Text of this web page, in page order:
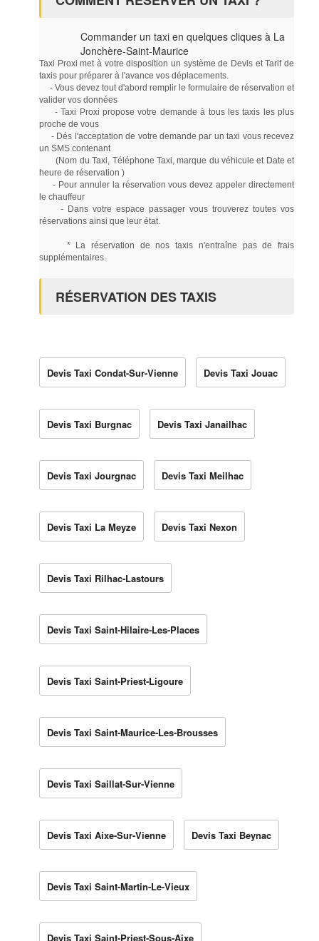
Commander un taxi en quelques cliques à La
Jonchère-Saint-Maurice
Taxi Proxi met à votre disposition un système de Devis et Tarif de
taxis pour préparer à l'avance vos déplacements.
- Vous devez tout d'abord remplir le formulaire de réservation et
valider vos données
- Taxi Proxi propose votre demande à tous les taxis les plus
proche de vous
- Dés l'acceptation de votre demande par un taxi vous recevez
un SMS contenant
(Nom du Taxi, Téléphone Taxi, marque du véhicule et Date et
heure de réservation )
- Pour annuler la réservation vous devez appeler directement
le chauffeur
- Dans votre espace passager vous trouverez toutes vos
réservations ainsi que leur état.
* La réservation de nos taxis n'entraîne pas de frais
supplémentaires.
RÉSERVATION DES TAXIS
Devis Taxi Condat-Sur-Vienne Devis Taxi Jouac
Devis Taxi Burgnac Devis Taxi Janailhac
Devis Taxi Jourgnac Devis Taxi Meilhac
Devis Taxi La Meyze Devis Taxi Nexon
Devis Taxi Rilhac-Lastours
Devis Taxi Saint-Hilaire-Les-Places
Devis Taxi Saint-Priest-Ligoure
Devis Taxi Saint-Maurice-Les-Brousses
Devis Taxi Saillat-Sur-Vienne
Devis Taxi Aixe-Sur-Vienne Devis Taxi Beynac
Devis Taxi Saint-Martin-Le-Vieux
Devis Taxi Saint-Priest-Sous-Aixe